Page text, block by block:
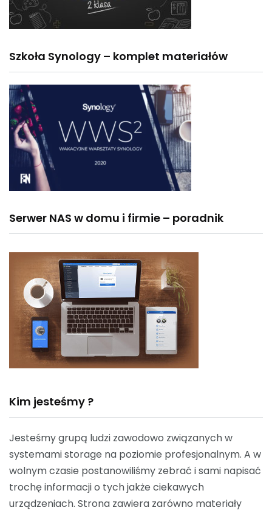
Szkoła Synology – komplet materiałów
Serwer NAS w domu i firmie – poradnik
Kim jesteśmy ?
Jesteśmy grupą ludzi zawodowo związanych w
systemami storage na poziomie profesjonalnym. A w
wolnym czasie postanowiliśmy zebrać i sami napisać
trochę informacji o tych jakże ciekawych
urządzeniach. Strona zawiera zarówno materiały